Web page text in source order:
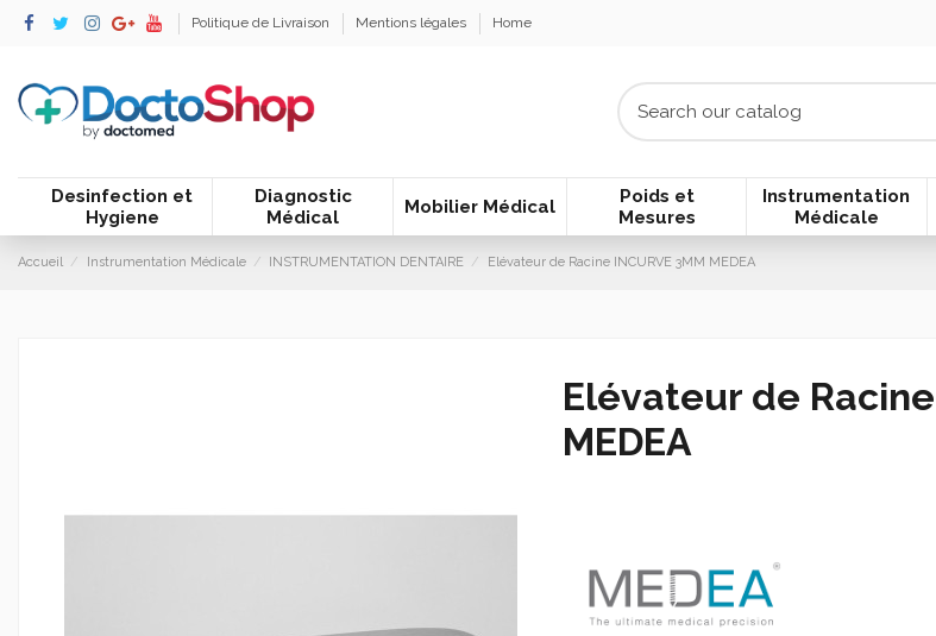
Politique de Livraison Mentions légales Home
Desinfection et
Hygiene
Diagnostic
Médical
Mobilier Médical
Poids et
Mesures
Instrumentation
Médicale
Accueil Instrumentation Médicale INSTRUMENTATION DENTAIRE Elévateur de Racine INCURVE 3MM MEDEA
Elévateur de Racine
MEDEA